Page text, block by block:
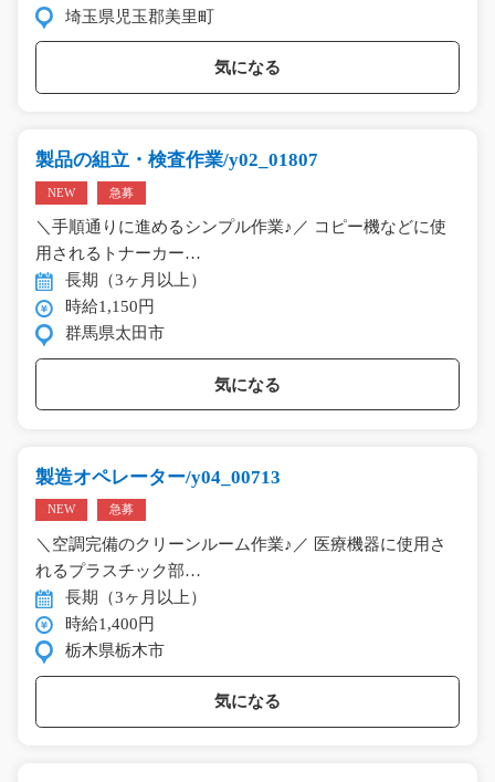
埼玉県児玉郡美里町
気になる
製品の組立・検査作業/y02_01807
NEW 急募
＼手順通りに進めるシンプル作業♪／ コピー機などに使
用されるトナーカー…
長期（3ヶ月以上）
時給1,150円
群馬県太田市
気になる
製造オペレーター/y04_00713
NEW 急募
＼空調完備のクリーンルーム作業♪／ 医療機器に使用さ
れるプラスチック部…
長期（3ヶ月以上）
時給1,400円
栃木県栃木市
気になる